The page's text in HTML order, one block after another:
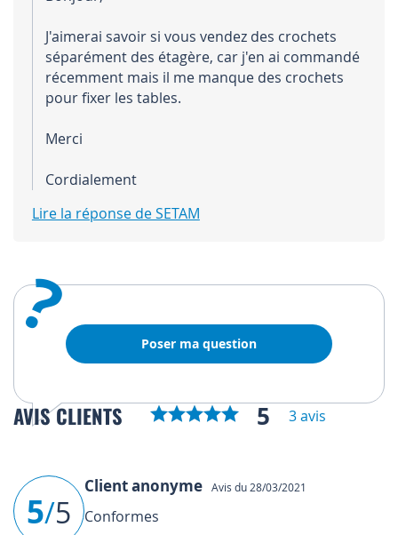
J'aimerai savoir si vous vendez des crochets
séparément des étagère, car j'en ai commandé
récemment mais il me manque des crochets
pour fixer les tables.
Merci
Cordialement
Lire la réponse de SETAM
? Poser ma question
AVIS CLIENTS 5 3 avis
5/5
Client anonyme Avis du 28/03/2021
Conformes